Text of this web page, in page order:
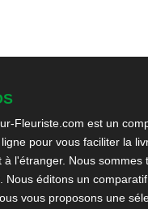
Fleuriste.com est un
pour vous faciliter la
à l'étranger. Nous sommes
Nous éditons un
vous proposons une